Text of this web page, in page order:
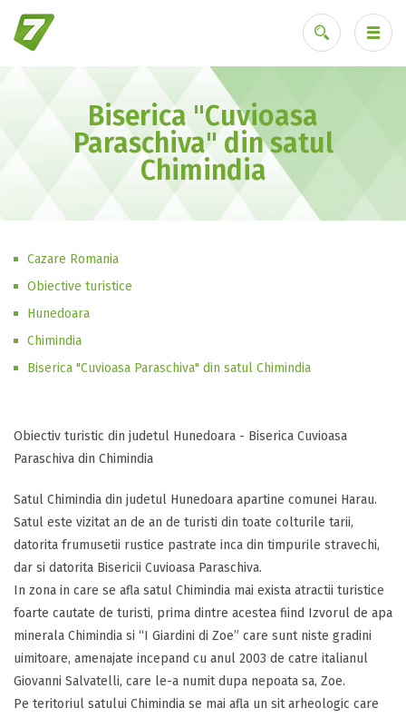
Ai uitat parola?
Biserica "Cuvioasa
Paraschiva" din satul
Chimindia
Cazare Romania
Obiective turistice
Hunedoara
Chimindia
Biserica "Cuvioasa Paraschiva" din satul Chimindia
Obiectiv turistic din judetul Hunedoara - Biserica Cuvioasa
Paraschiva din Chimindia
Satul Chimindia din judetul Hunedoara apartine comunei Harau.
Satul este vizitat an de an de turisti din toate colturile tarii,
datorita frumusetii rustice pastrate inca din timpurile stravechi,
dar si datorita Bisericii Cuvioasa Paraschiva.
In zona in care se afla satul Chimindia mai exista atractii turistice
foarte cautate de turisti, prima dintre acestea fiind Izvorul de apa
minerala Chimindia si “I Giardini di Zoe” care sunt niste gradini
uimitoare, amenajate incepand cu anul 2003 de catre italianul
Giovanni Salvatelli, care le-a numit dupa nepoata sa, Zoe.
Pe teritoriul satului Chimindia se mai afla un sit arheologic care